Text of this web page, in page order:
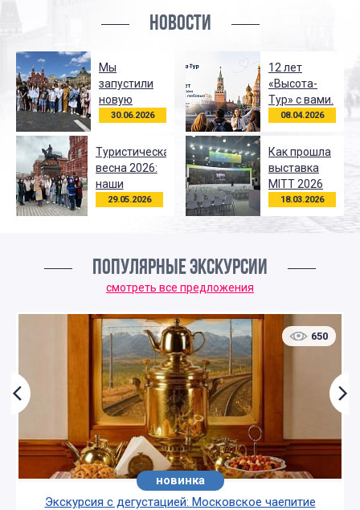
НОВОСТИ
Мы
запустили
новую
автобусную
30.06.2026
Туристическая
весна 2026:
наши
основные
29.05.2026
12 лет
«Высота-
Тур» с вами.
08.04.2026
Как прошла
выставка
MITT 2026
для
«Высота-
Тур»
18.03.2026
ПОПУЛЯРНЫЕ ЭКСКУРСИИ
смотреть все предложения
650
хит
новинка
Экскурсия с дегустацией: Московское чаепитие